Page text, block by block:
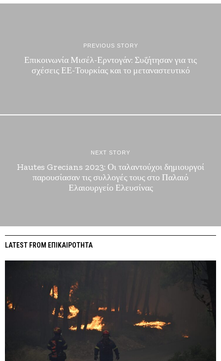
PREVIOUS STORY
Επικοινωνία Μισέλ-Ερντογάν: Συζήτησαν για τις
σχέσεις ΕΕ-Τουρκίας και το μεταναστευτικό
NEXT STORY
Hautes Grecians 2023: Οι ταλαντούχοι δημιουργοί
παρουσίασαν τις συλλογές τους στο Παλαιό
Ελαιουργείο Ελευσίνας
LATEST FROM ΕΠΙΚΑΙΡΟΤΗΤΑ